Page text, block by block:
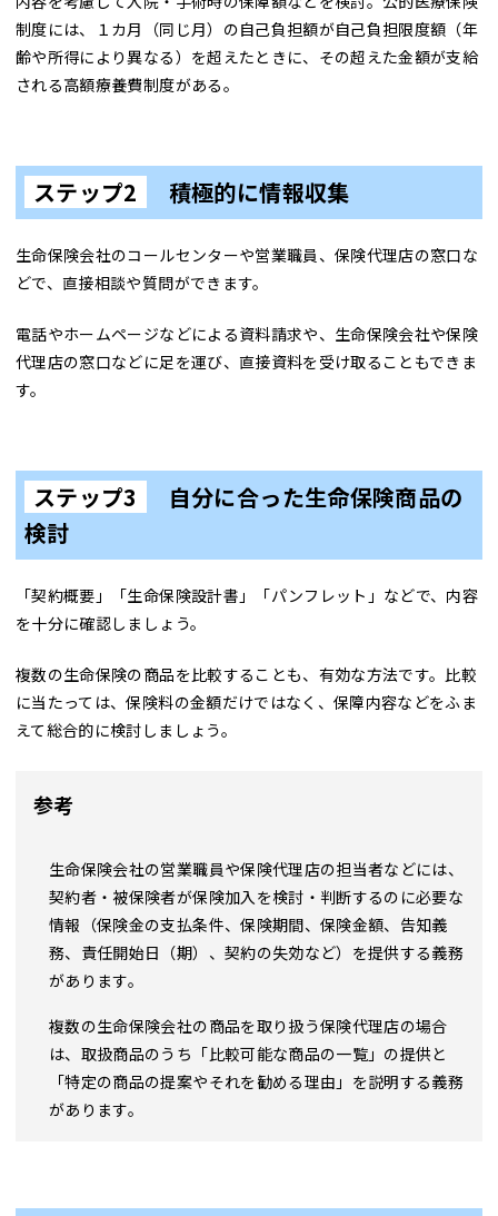
制度には、１カ月（同じ月）の自己負担額が自己負担限度額（年
齢や所得により異なる）を超えたときに、その超えた金額が支給
される高額療養費制度がある。
ステップ2 積極的に情報収集
生命保険会社のコールセンターや営業職員、保険代理店の窓口な
どで、直接相談や質問ができます。
電話やホームページなどによる資料請求や、生命保険会社や保険
代理店の窓口などに足を運び、直接資料を受け取ることもできま
す。
ステップ3
自分に合った生命保険商品の
検討
「契約概要」「生命保険設計書」「パンフレット」などで、内容
を十分に確認しましょう。
複数の生命保険の商品を比較することも、有効な方法です。比較
に当たっては、保険料の金額だけではなく、保障内容などをふま
えて総合的に検討しましょう。
参考
生命保険会社の営業職員や保険代理店の担当者などには、
契約者・被保険者が保険加入を検討・判断するのに必要な
情報（保険金の支払条件、保険期間、保険金額、告知義
務、責任開始日（期）、契約の失効など）を提供する義務
があります。
複数の生命保険会社の商品を取り扱う保険代理店の場合
は、取扱商品のうち「比較可能な商品の一覧」の提供と
「特定の商品の提案やそれを勧める理由」を説明する義務
があります。